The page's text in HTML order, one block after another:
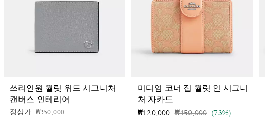
쓰리인원 월릿 위드 시그니처
캔버스 인테리어
정상가 가격 인하 전
₩350,000인하됨
미디엄 코너 집 월릿 인 시그니
처 자카드
₩120,000 가격 인하 전
₩450,000인하됨
(73%)